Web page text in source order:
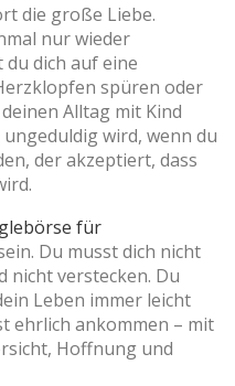
die große Liebe.
nur wieder
dich auf eine
spüren oder
Alltag mit Kind
wird, wenn du
der akzeptiert, dass
für
Du musst dich nicht
nicht verstecken. Du
Leben immer leicht
ehrlich ankommen – mit
Hoffnung und